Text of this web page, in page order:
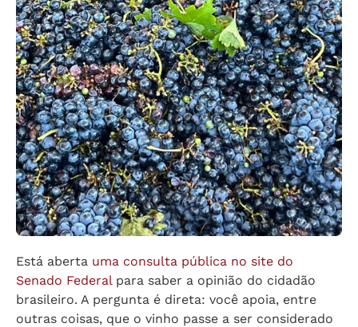
Está aberta uma consulta pública no site do
Senado Federal para saber a opinião do cidadão
brasileiro. A pergunta é direta: você apoia, entre
outras coisas, que o vinho passe a ser considerado